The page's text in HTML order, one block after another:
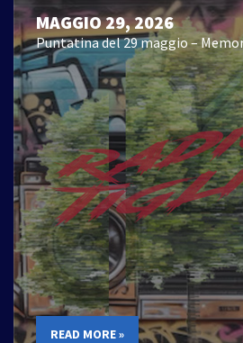
MAGGIO 29, 2026
Puntatina del 29 maggio –
READ MORE »